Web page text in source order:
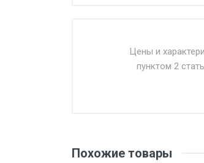
Доставка
Въезд на ТТК и
уплаты
Цены и
пунктом 2
Похожие товары